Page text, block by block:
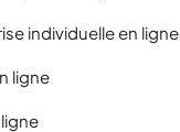
individuelle en ligne
ligne